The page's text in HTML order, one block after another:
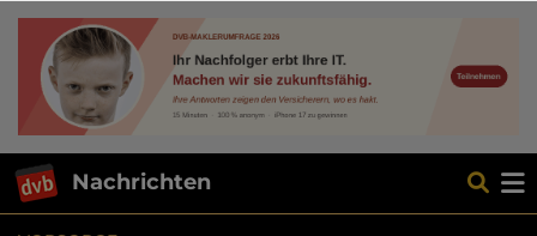
Nachrichten